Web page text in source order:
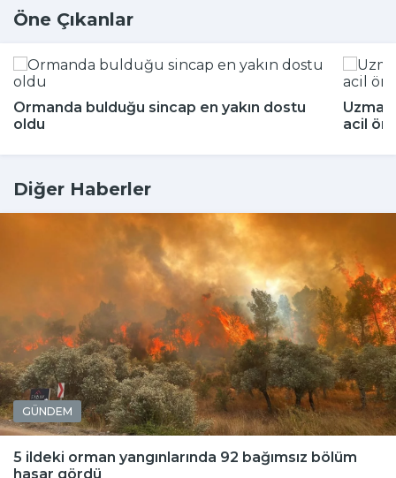
Öne Çıkanlar
Ormanda bulduğu sincap en yakın dostu
oldu
acil
Diğer Haberler
GÜNDEM
5 ildeki orman yangınlarında 92 bağımsız bölüm
hasar gördü